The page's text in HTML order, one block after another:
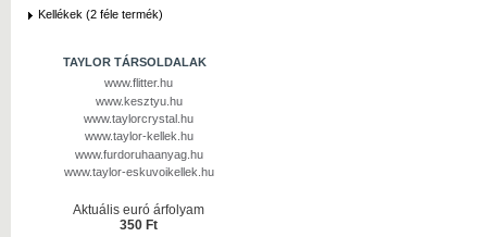
Kellékek (2 féle termék)
TAYLOR TÁRSOLDALAK
www.flitter.hu
www.kesztyu.hu
www.taylorcrystal.hu
www.taylor-kellek.hu
www.furdoruhaanyag.hu
www.taylor-eskuvoikellek.hu
Aktuális euró árfolyam
350 Ft